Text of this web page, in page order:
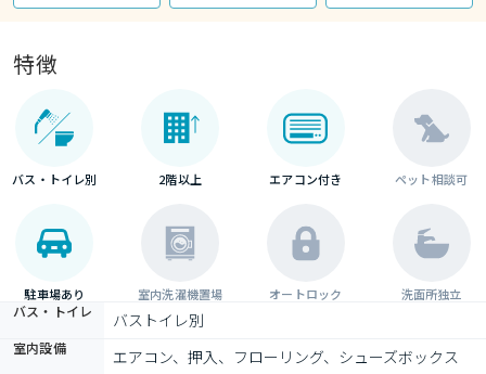
特徴
バス・トイレ別 2階以上 エアコン付き ペット相談可
駐車場あり 室内洗濯機置場 オートロック 洗面所独立
バス・トイレ バストイレ別
室内設備 エアコン、押入、フローリング、シューズボックス